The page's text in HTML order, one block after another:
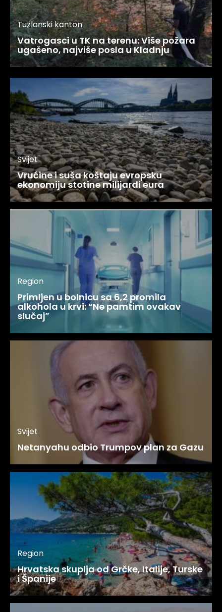
Tuzlanski kanton
Vatrogasci u TK na terenu: Više požara
ugašeno, najviše posla u Kladnju
Svijet
Vrućine i suša koštaju evropsku
ekonomiju stotine milijardi eura
Region
Primljen u bolnicu sa 6,2 promila
alkohola u krvi: “Ne pamtim ovakav
slučaj”
Svijet
Netanyahu odbio Trumpov plan za Gazu
Region
Hrvatska skuplja od Grčke, Italije, Turske
i Španije